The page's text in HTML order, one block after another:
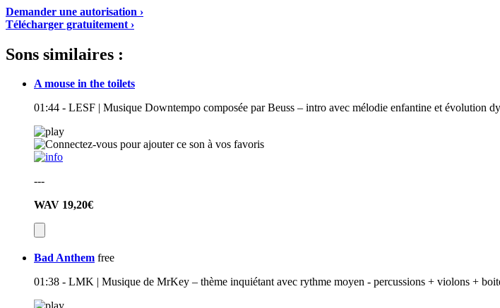
Demander une autorisation ›
Télécharger gratuitement ›
Sons similaires :
A mouse in the toilets
01:44 - LESF | Musique Downtempo composée par Beuss – intro avec mélodie enfantine et évolution
---
WAV 19,20€
Bad Anthem free
01:38 - LMK | Musique de MrKey – thème inquiétant avec rythme moyen - percussions + violons +